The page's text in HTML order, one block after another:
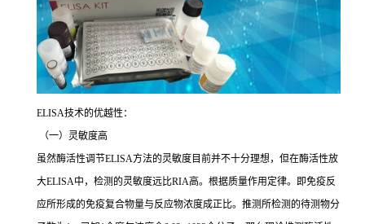
ELISA技术的优越性：
（一）灵敏度高
虽然酶活性调节ELISA方法的灵敏度目前并不十分理想，但在酶活性放
大ELISA中，检测的灵敏度远比RIA高。根据质量作用定律。即免疫反
应所形成的免疫复合物量与反应物浓度成正比。推测所检测的待测物分